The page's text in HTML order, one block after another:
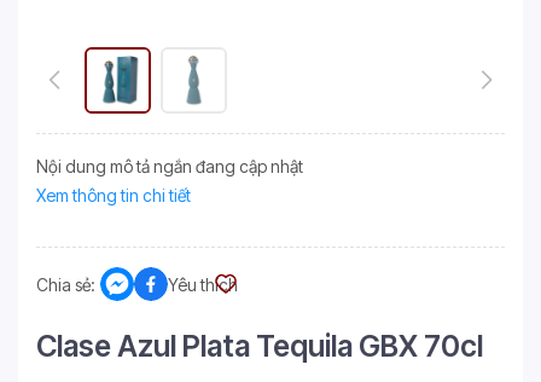
Nội dung mô tả ngắn đang cập nhật
Xem thông tin chi tiết
Chia sẻ: Yêu thích
Clase Azul Plata Tequila GBX 70cl